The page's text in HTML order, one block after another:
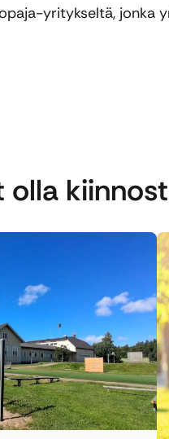
yritykseltä, jonka
olla